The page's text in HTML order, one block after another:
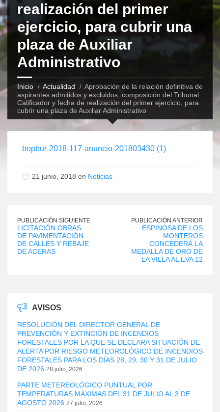
realización del primer
ejercicio, para cubrir una
plaza de Auxiliar
Administrativo
Inicio Actualidad
Aprobación de la relación definitiva de
aspirantes admitidos y excluidos, composición del Tribunal
Calificador y fecha de realización del primer ejercicio, para
cubrir una plaza de Auxiliar Administrativo
bopbur-2018-117-anuncio-201803430 (1)
21 junio, 2018 en Noticias
PUBLICACIÓN SIGUIENTE
LICITACIÓN OBRAS
DE PAVIMENTACIÓN
DE CALLES Y REBAJE
DE ACERAS
PUBLICACIÓN ANTERIOR
ESPINOSA DE LOS
MONTEROS
CONCEDERÁ LA
MEDALLA DE ORO DE
LA VILLA AL EVA 12
AVISOS
RESOLUCIÓN DEL DIRECTOR GENERAL DE
PREVENCIÓN Y EXTINCIÓN DE INCENDIOS
FORESTALES POR LA QUE SE DECLARA SITUACIÓN DE
ALERTA POR RIESGO METEOROLÓGICO DE INCENDIOS
FORESTALES PARA LOS DÍAS 28, 29, 30 Y 31 DE JULIO
DE 2026 28 julio, 2026
PARTE METEREOLÓGICO PUNTUAL POR
TEMPERATURAS MÁXIMAS DEL 31 DE JULIO AL 3 DE
AGOSTO 2026 27 julio, 2026